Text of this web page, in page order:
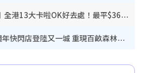
唱K推介2026︱全港13大卡啦OK好去處！最平$36起 日文K都有！(附地址+收費詳情)
小熊維尼100週年快閃店登陸又一城 重現百畝森林經典場景／獨家限定盲盒登場／專屬DIY香水